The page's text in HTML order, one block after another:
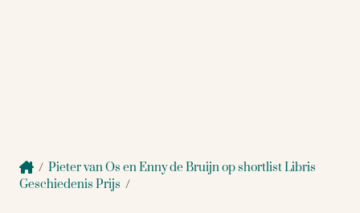
/ Pieter van Os en Enny de Bruijn op shortlist Libris
Geschiedenis Prijs /